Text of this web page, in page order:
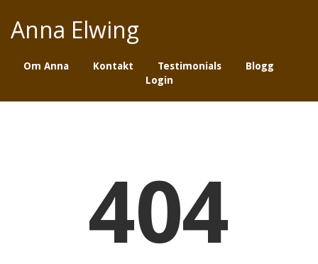
Anna Elwing
Om Anna Kontakt Testimonials
Blogg
Login
404